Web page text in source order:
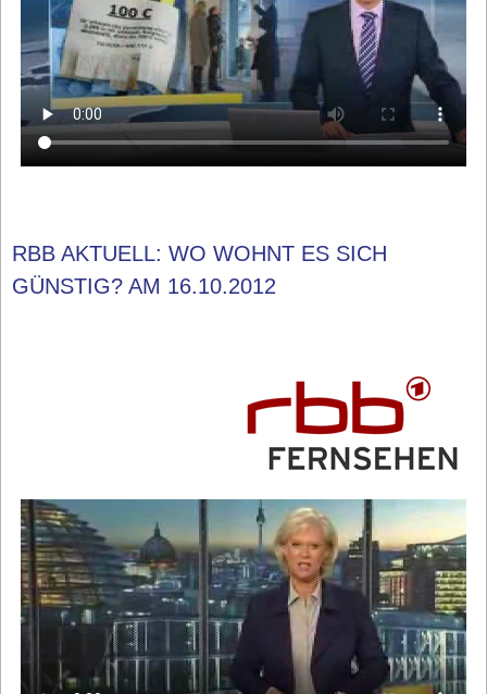
RBB AKTUELL: WO WOHNT ES SICH
GÜNSTIG? AM 16.10.2012